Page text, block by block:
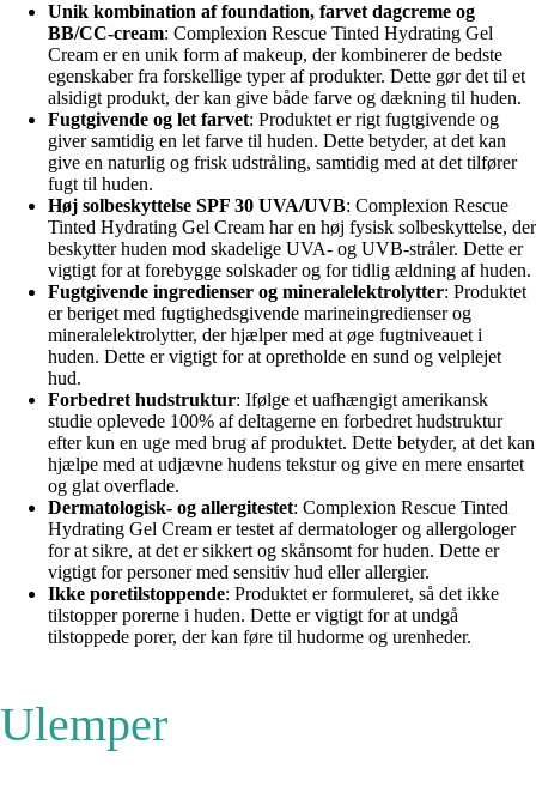
Unik kombination af foundation, farvet dagcreme og
BB/CC-cream: Complexion Rescue Tinted Hydrating Gel
Cream er en unik form af makeup, der kombinerer de bedste
egenskaber fra forskellige typer af produkter. Dette gør det til et
alsidigt produkt, der kan give både farve og dækning til huden.
Fugtgivende og let farvet: Produktet er rigt fugtgivende og
giver samtidig en let farve til huden. Dette betyder, at det kan
give en naturlig og frisk udstråling, samtidig med at det tilfører
fugt til huden.
Høj solbeskyttelse SPF 30 UVA/UVB: Complexion Rescue
Tinted Hydrating Gel Cream har en høj fysisk solbeskyttelse, der
beskytter huden mod skadelige UVA- og UVB-stråler. Dette er
vigtigt for at forebygge solskader og for tidlig ældning af huden.
Fugtgivende ingredienser og mineralelektrolytter: Produktet
er beriget med fugtighedsgivende marineingredienser og
mineralelektrolytter, der hjælper med at øge fugtniveauet i
huden. Dette er vigtigt for at opretholde en sund og velplejet
hud.
Forbedret hudstruktur: Ifølge et uafhængigt amerikansk
studie oplevede 100% af deltagerne en forbedret hudstruktur
efter kun en uge med brug af produktet. Dette betyder, at det kan
hjælpe med at udjævne hudens tekstur og give en mere ensartet
og glat overflade.
Dermatologisk- og allergitestet: Complexion Rescue Tinted
Hydrating Gel Cream er testet af dermatologer og allergologer
for at sikre, at det er sikkert og skånsomt for huden. Dette er
vigtigt for personer med sensitiv hud eller allergier.
Ikke poretilstoppende: Produktet er formuleret, så det ikke
tilstopper porerne i huden. Dette er vigtigt for at undgå
tilstoppede porer, der kan føre til hudorme og urenheder.
Ulemper